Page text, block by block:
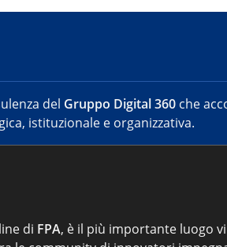
del Gruppo Digital 360 che
istituzionale e organizzativa.
di FPA, è il più importante luogo